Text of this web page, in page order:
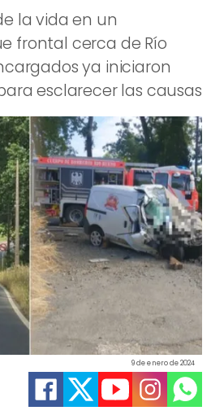
la vida en un
frontal cerca de Río
ya iniciaron
esclarecer las causas
9 de enero de 2024